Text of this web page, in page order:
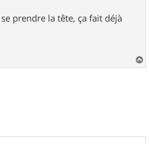
prendre la tête, ça fait déjà
a